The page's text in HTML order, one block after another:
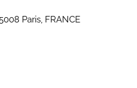
Paris, FRANCE